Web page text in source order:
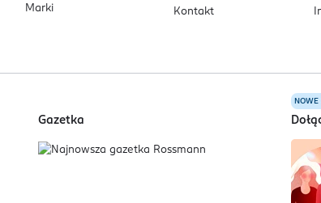
Marki
Kontakt
Gazetka
NOWE